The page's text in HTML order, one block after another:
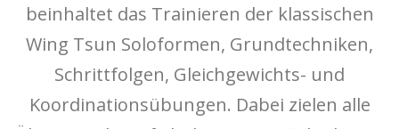
beinhaltet das Trainieren der klassischen
Wing Tsun Soloformen, Grundtechniken,
Schrittfolgen, Gleichgewichts- und
Koordinationsübungen. Dabei zielen alle